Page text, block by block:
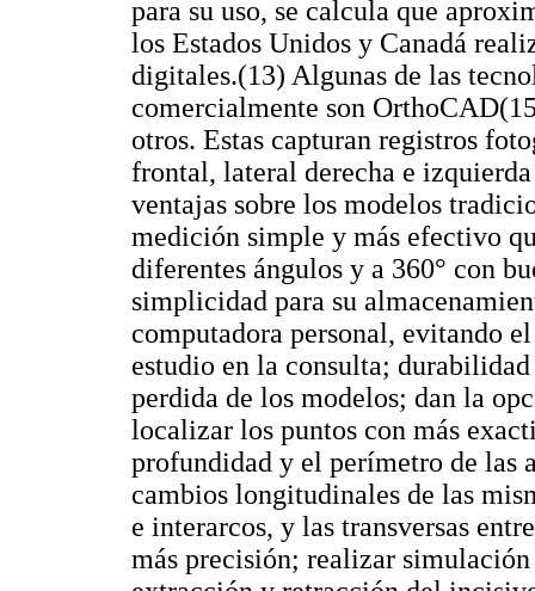
para su uso, se calcula que
los Estados Unidos y Canadá
digitales.(13) Algunas de las
comercialmente son
otros. Estas capturan registros
frontal, lateral derecha e
ventajas sobre los modelos
medición simple y más efectivo
diferentes ángulos y a 360° con
simplicidad para su
computadora personal, evitando
estudio en la consulta;
perdida de los modelos; dan la
localizar los puntos con más
profundidad y el perímetro de las
cambios longitudinales de las
e interarcos, y las transversas
más precisión; realizar